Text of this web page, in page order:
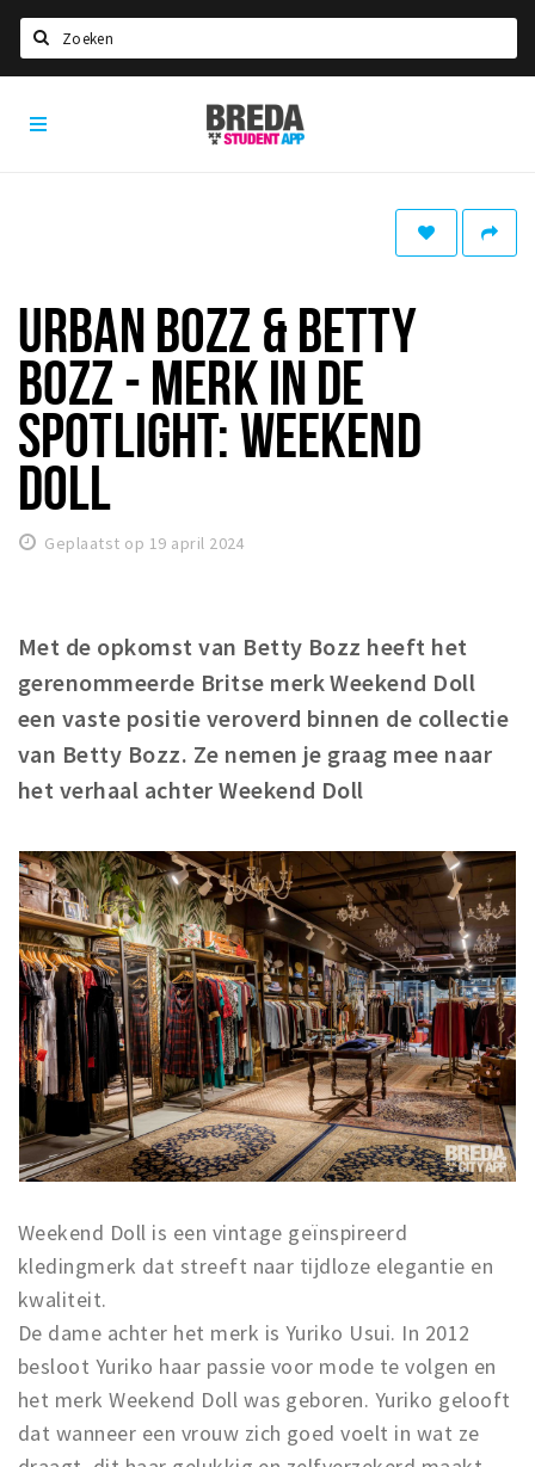
HOME
Studentenverenigingen
Studentenraad
Studentenroutes
New in town? Check FAQ!
WONEN
Woonruimte
Huisarts en eerste hulp
Q&A
KORTING
Breda Student Shop
VRIJE TIJD
Sport
Nieuws
Agenda
Bezienswaardigheden
Musea, theaters & podia
Uitjes & activiteiten
Studentenroutes
Party pics
Eten
Slapen
Recreatief
Winkels
Breda
Student
URBAN BOZZ & BETTY
BOZZ - MERK IN DE
SPOTLIGHT: WEEKEND
DOLL
Geplaatst op 19 april 2024
Met de opkomst van Betty Bozz heeft het
gerenommeerde Britse merk Weekend Doll
een vaste positie veroverd binnen de collectie
van Betty Bozz. Ze nemen je graag mee naar
het verhaal achter Weekend Doll
Weekend Doll is een vintage geïnspireerd
kledingmerk dat streeft naar tijdloze elegantie en
kwaliteit.
De dame achter het merk is Yuriko Usui. In 2012
besloot Yuriko haar passie voor mode te volgen en
het merk Weekend Doll was geboren. Yuriko gelooft
dat wanneer een vrouw zich goed voelt in wat ze